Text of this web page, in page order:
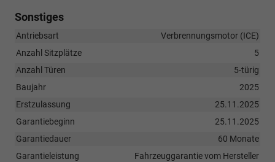
Sonstiges
Antriebsart
Verbrennungsmotor (ICE)
Anzahl Sitzplätze
5
Anzahl Türen
5-türig
Baujahr
2025
Erstzulassung
25.11.2025
Garantiebeginn
25.11.2025
Garantiedauer
60 Monate
Garantieleistung
Fahrzeuggarantie vom Hersteller